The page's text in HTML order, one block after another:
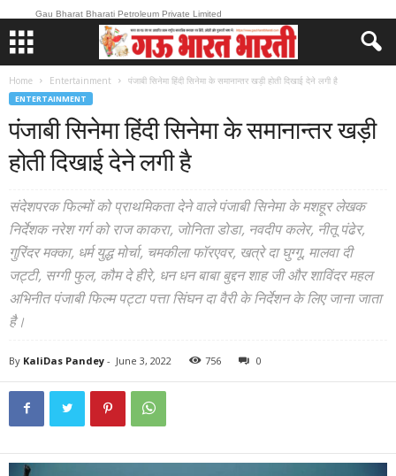
Gau Bharat Bharati Petroleum Private Limited
Home Entertainment पंजाबी सिनेमा हिंदी सिनेमा के समानान्तर खड़ी होती दिखाई देने लगी है
ENTERTAINMENT
पंजाबी सिनेमा हिंदी सिनेमा के समानान्तर खड़ी
होती दिखाई देने लगी है
संदेशपरक फिल्मों को प्राथमिकता देने वाले पंजाबी सिनेमा के मशहूर लेखक
निर्देशक नरेश गर्ग को राज काकरा, जोनिता डोडा, नवदीप कलेर, नीतू पंढेर,
गुरिंदर मक्का, धर्म युद्ध मोर्चा, चमकीला फॉरएवर, खत्रे दा घुग्गू, मालवा दी
जट्टी, सग्गी फुल, कौम दे हीरे, धन धन बाबा बुद्दन शाह जी और शाविंदर महल
अभिनीत पंजाबी फिल्म पट्टा पत्ता सिंघन दा वैरी के निर्देशन के लिए जाना जाता
है।
By KaliDas Pandey - June 3, 2022 756 0